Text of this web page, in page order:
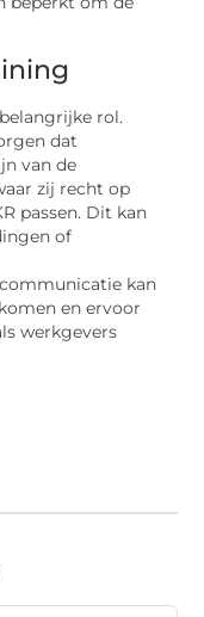
rol.
dat
van de
zij recht op
passen. Dit kan
of
kan
en ervoor
werkgevers